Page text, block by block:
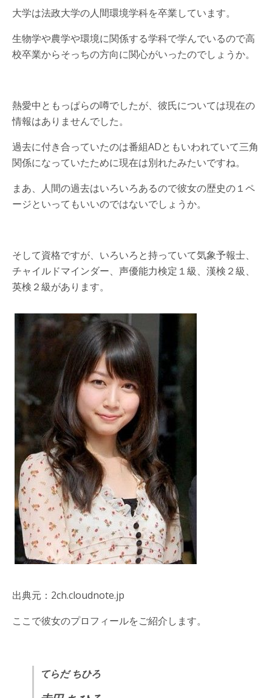
大学は法政大学の人間環境学科を卒業しています。
生物学や農学や環境に関係する学科で学んでいるので高
校卒業からそっちの方向に関心がいったのでしょうか。
熱愛中ともっぱらの噂でしたが、彼氏については現在の
情報はありませんでした。
過去に付き合っていたのは番組ADともいわれていて三角
関係になっていたために現在は別れたみたいですね。
まあ、人間の過去はいろいろあるので彼女の歴史の１ペ
ージといってもいいのではないでしょうか。
そして資格ですが、いろいろと持っていて気象予報士、
チャイルドマインダー、声優能力検定１級、漢検２級、
英検２級があります。
出典元：2ch.cloudnote.jp
ここで彼女のプロフィールをご紹介します。
てらだ ちひろ